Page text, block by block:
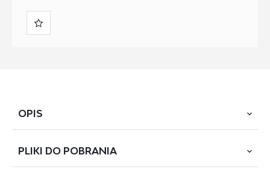
OPIS
wymiary: 65/72/112-118/53-59 cm, mechinizm TILT, eco
PLIKI DO POBRANIA